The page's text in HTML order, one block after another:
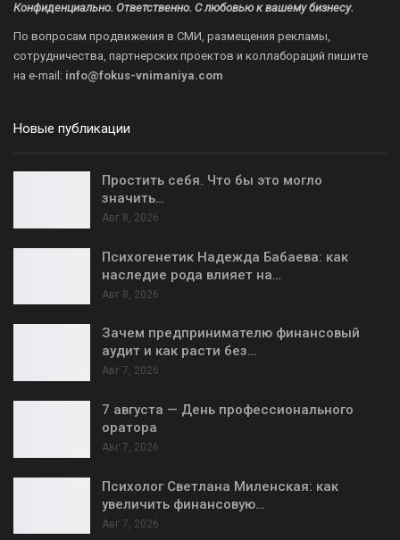
Конфиденциально. Ответственно. С любовью к вашему бизнесу.
По вопросам продвижения в СМИ, размещения рекламы,
сотрудничества, партнерских проектов и коллабораций пишите
на e-mail: info@fokus-vnimaniya.com
Новые публикации
Простить себя. Что бы это могло
значить…
Авг 8, 2026
Психогенетик Надежда Бабаева: как
наследие рода влияет на…
Авг 8, 2026
Зачем предпринимателю финансовый
аудит и как расти без…
Авг 7, 2026
7 августа — День профессионального
оратора
Авг 7, 2026
Психолог Светлана Миленская: как
увеличить финансовую…
Авг 7, 2026